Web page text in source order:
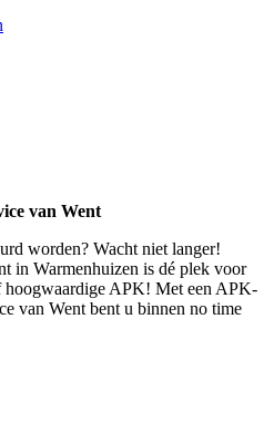
van Went
worden? Wacht niet langer!
in Warmenhuizen is dé plek voor
hoogwaardige APK! Met een APK-
van Went bent u binnen no time